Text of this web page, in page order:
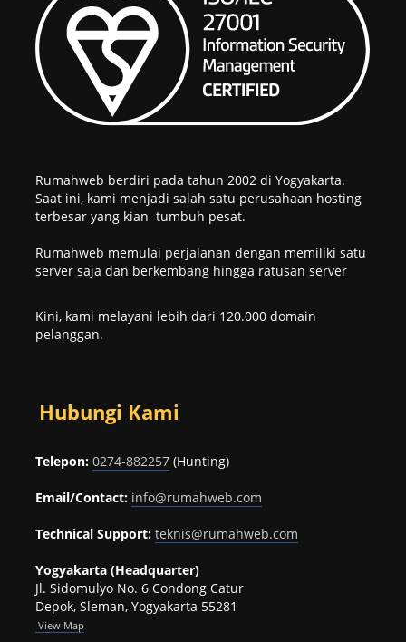
Rumahweb berdiri pada tahun 2002 di Yogyakarta.
Saat ini, kami menjadi salah satu perusahaan hosting
terbesar yang kian tumbuh pesat.
Rumahweb memulai perjalanan dengan memiliki satu
server saja dan berkembang hingga ratusan server
Kini, kami melayani lebih dari 120.000 domain
pelanggan.
Hubungi Kami
Telepon: 0274-882257 (Hunting)
Email/Contact: info@rumahweb.com
Technical Support: teknis@rumahweb.com
Yogyakarta (Headquarter)
Jl. Sidomulyo No. 6 Condong Catur
Depok, Sleman, Yogyakarta 55281
View Map